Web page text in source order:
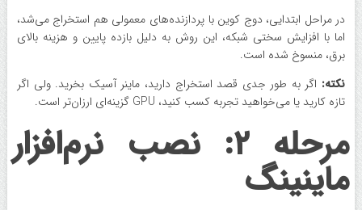
در مراحل ابتدایی، دوج ‌کوین با پردازنده‌های معمولی هم استخراج می‌شد،
اما با افزایش سختی شبکه، این روش به دلیل بازده پایین و هزینه بالای
برق، منسوخ شده است.
نکته: اگر به‌ طور جدی قصد استخراج دارید، ماینر آسیک بخرید. ولی اگر
تازه‌ کارید یا می‌خواهید تجربه کسب کنید، GPU گزینه‌ای ارزان‌تر است.
مرحله ۲: نصب نرم‌افزار
ماینینگ